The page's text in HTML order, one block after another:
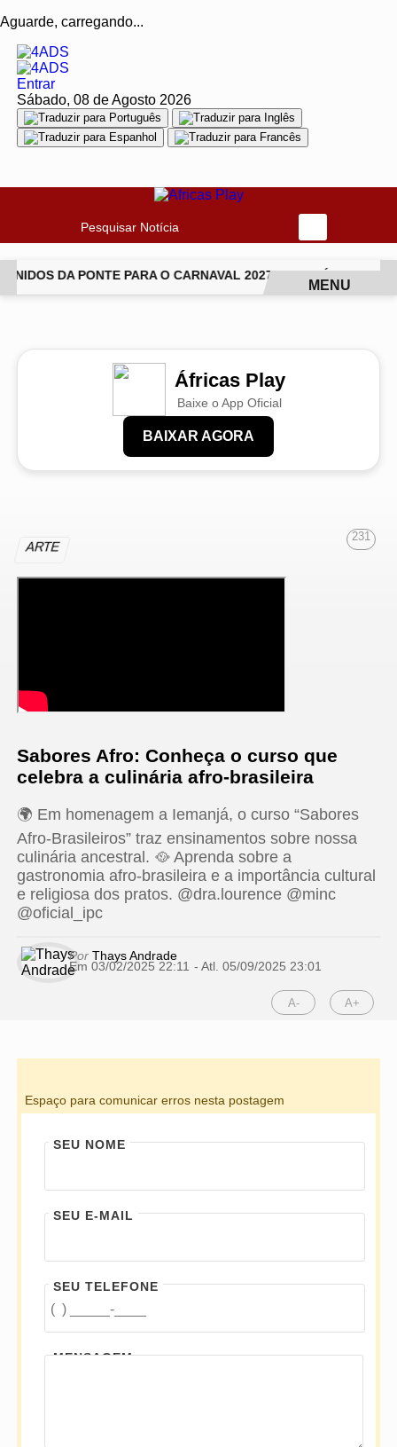
Aguarde, carregando...
Entrar
Sábado, 08 de Agosto 2026
Pesquisar Notícia
DA PONTE PARA O CARNAVAL 2027 JIU-JÍTSU
MENU
Áfricas Play
Baixe o App Oficial
BAIXAR AGORA
ARTE
231
Sabores Afro: Conheça o curso que
celebra a culinária afro-brasileira
🌍 Em homenagem a Iemanjá, o curso “Sabores
Afro-Brasileiros” traz ensinamentos sobre nossa
culinária ancestral. 🥘 Aprenda sobre a
gastronomia afro-brasileira e a importância cultural
e religiosa dos pratos. @dra.lourence @minc
@oficial_ipc
Por Thays Andrade
Em 03/02/2025 22:11 - Atl. 05/09/2025 23:01
A- A+
Espaço para comunicar erros nesta postagem
SEU NOME
SEU E-MAIL
SEU TELEFONE
MENSAGEM